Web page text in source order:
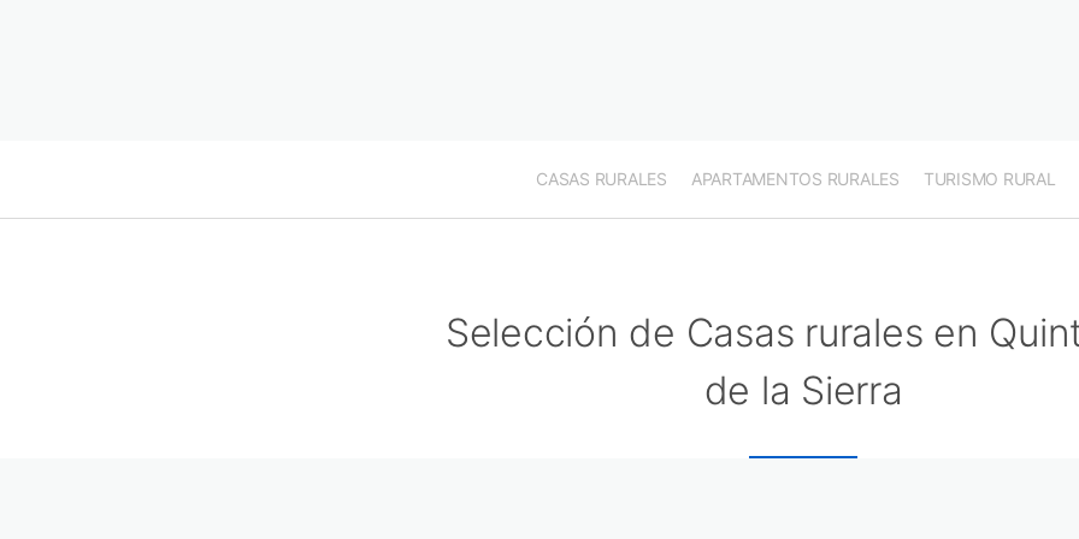
CASAS RURALES APARTAMENTOS RURALES TURISMO RURAL
Selección de Casas rurales en
de la Sierra